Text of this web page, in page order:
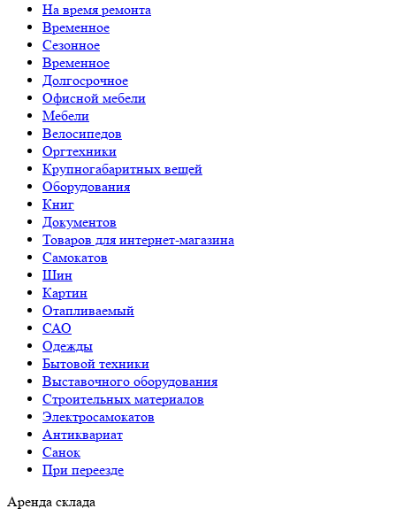
На время ремонта
Временное
Сезонное
Временное
Долгосрочное
Офисной мебели
Мебели
Велосипедов
Оргтехники
Крупногабаритных вещей
Оборудования
Книг
Документов
Товаров для интернет-магазина
Самокатов
Шин
Картин
Отапливаемый
САО
Одежды
Бытовой техники
Выставочного оборудования
Строительных материалов
Электросамокатов
Антиквариат
Санок
При переезде
Аренда склада